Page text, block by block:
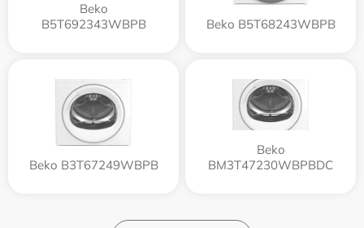
Beko
B5T692343WBPB
Beko B5T68243WBPB
Beko B3T67249WBPB
Beko
BM3T47230WBPBDC